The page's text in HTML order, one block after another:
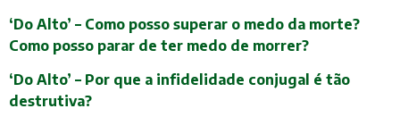
‘Do Alto’ – Como posso superar o medo da morte?
Como posso parar de ter medo de morrer?
‘Do Alto’ – Por que a infidelidade conjugal é tão
destrutiva?